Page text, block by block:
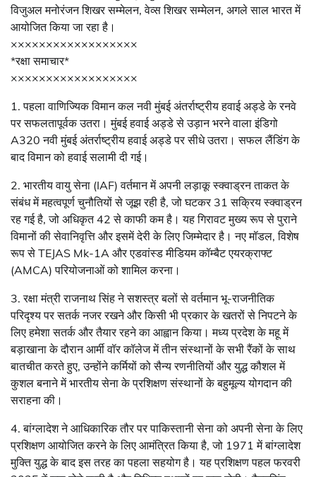
विजुअल मनोरंजन शिखर सम्मेलन, वेव्स शिखर सम्मेलन, अगले साल भारत में
आयोजित किया जा रहा है।
××××××××××××××××××
*रक्षा समाचार*
××××××××××××××××××
1. पहला वाणिज्यिक विमान कल नवी मुंबई अंतर्राष्ट्रीय हवाई अड्डे के रनवे
पर सफलतापूर्वक उतरा। मुंबई हवाई अड्डे से उड़ान भरने वाला इंडिगो
A320 नवी मुंबई अंतर्राष्ट्रीय हवाई अड्डे पर सीधे उतरा। सफल लैंडिंग के
बाद विमान को हवाई सलामी दी गई।
2. भारतीय वायु सेना (IAF) वर्तमान में अपनी लड़ाकू स्क्वाड्रन ताकत के
संबंध में महत्वपूर्ण चुनौतियों से जूझ रही है, जो घटकर 31 सक्रिय स्क्वाड्रन
रह गई है, जो अधिकृत 42 से काफी कम है। यह गिरावट मुख्य रूप से पुराने
विमानों की सेवानिवृत्ति और इसमें देरी के लिए जिम्मेदार है। नए मॉडल, विशेष
रूप से TEJAS Mk-1A और एडवांस्ड मीडियम कॉम्बैट एयरक्राफ्ट
(AMCA) परियोजनाओं को शामिल करना।
3. रक्षा मंत्री राजनाथ सिंह ने सशस्त्र बलों से वर्तमान भू-राजनीतिक
परिदृश्य पर सतर्क नजर रखने और किसी भी प्रकार के खतरों से निपटने के
लिए हमेशा सतर्क और तैयार रहने का आह्वान किया। मध्य प्रदेश के महू में
बड़ाखाना के दौरान आर्मी वॉर कॉलेज में तीन संस्थानों के सभी रैंकों के साथ
बातचीत करते हुए, उन्होंने कर्मियों को सैन्य रणनीतियों और युद्ध कौशल में
कुशल बनाने में भारतीय सेना के प्रशिक्षण संस्थानों के बहुमूल्य योगदान की
सराहना की।
4. बांग्लादेश ने आधिकारिक तौर पर पाकिस्तानी सेना को अपनी सेना के लिए
प्रशिक्षण आयोजित करने के लिए आमंत्रित किया है, जो 1971 में बांग्लादेश
मुक्ति युद्ध के बाद इस तरह का पहला सहयोग है। यह प्रशिक्षण पहल फरवरी